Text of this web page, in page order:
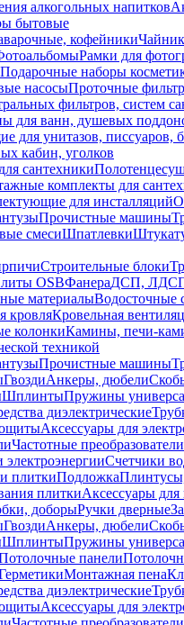
алкогольных напитков
бытовые
кофейники
Рамки для
Подарочные наборы
насосыПроточные
фильтров, систем
для ванн, душевых
для унитазов, писсуаров,
кабин, уголков
сантехники
комплекты для
для инсталляций
Прочистные машины
смесиШпатлевки
Строительные блоки
OSBФанераДСП,
материалыВодосточные
кровляКровельная
колонкиКамины, печи-
техникой
Прочистные машины
ГвоздиАнкеры, дюбели
ШплинтыПружины
диэлектрические
Аксессуары для
Частотные преобразователи
электроэнергииСчетчики
плиткиПодложка
плиткиАксессуары
доборыРучки дверные
ГвоздиАнкеры, дюбели
ШплинтыПружины
панели
Монтажная пена
диэлектрические
Аксессуары для